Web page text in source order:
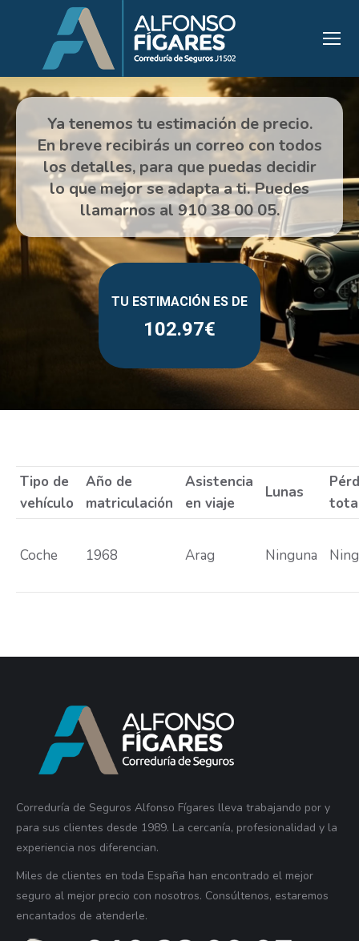
102.97
Estás aquí:
Tipo de
vehículo
Año de
matriculación
Asistencia
en viaje
Lunas
Coche 1968 Arag Ninguna
Correduría de Seguros Alfonso Fígares lleva trabajando por y
para sus clientes desde 1989. La cercanía, profesionalidad y la
experiencia nos diferencian.
Miles de clientes en toda España han encontrado el mejor
seguro al mejor precio con nosotros. Consúltenos, estaremos
encantados de atenderle.